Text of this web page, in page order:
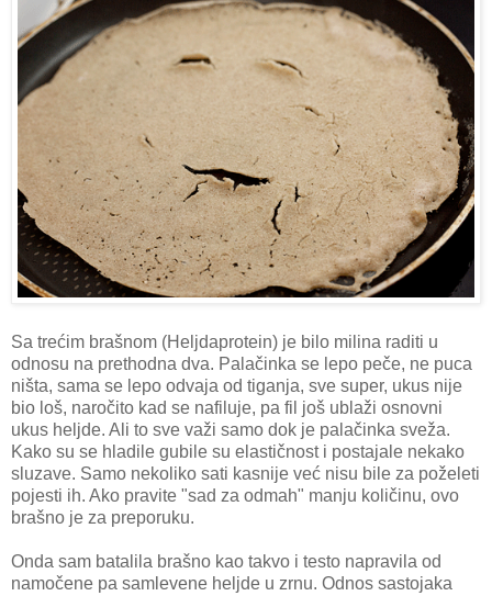
Sa trećim brašnom (Heljdaprotein) je bilo milina raditi u
odnosu na prethodna dva. Palačinka se lepo peče, ne puca
ništa, sama se lepo odvaja od tiganja, sve super, ukus nije
bio loš, naročito kad se nafiluje, pa fil još ublaži osnovni
ukus heljde. Ali to sve važi samo dok je palačinka sveža.
Kako su se hladile gubile su elastičnost i postajale nekako
sluzave. Samo nekoliko sati kasnije već nisu bile za poželeti
pojesti ih. Ako pravite "sad za odmah" manju količinu, ovo
brašno je za preporuku.
Onda sam batalila brašno kao takvo i testo napravila od
namočene pa samlevene heljde u zrnu. Odnos sastojaka